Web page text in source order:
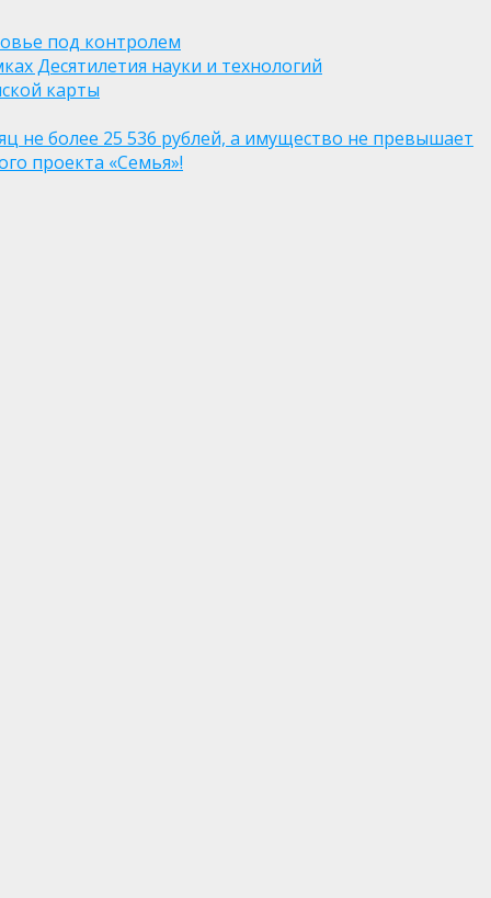
под контролем
Десятилетия науки и технологий
карты
не более 25 536 рублей, а имущество не превышает
проекта «Семья»!